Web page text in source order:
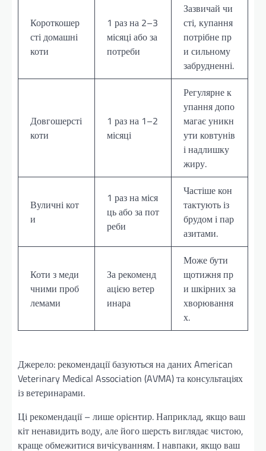
Короткошер
сті домашні
коти
1 раз на 2–3
місяці або за
потреби
Зазвичай чи
сті, купання
потрібне пр
и сильному
забрудненні.
Довгошерсті
коти
1 раз на 1–2
місяці
Регулярне к
упання допо
магає уникн
ути ковтунів
і надлишку
жиру.
Вуличні кот
и
1 раз на міся
ць або за пот
реби
Частіше кон
тактують із
брудом і пар
азитами.
Коти з меди
чними проб
лемами
За рекоменд
ацією ветер
инара
Може бути
щотижня пр
и шкірних за
хворювання
х.
Джерело: рекомендації базуються на даних American
Veterinary Medical Association (AVMA) та консультаціях
із ветеринарами.
Ці рекомендації – лише орієнтир. Наприклад, якщо ваш
кіт ненавидить воду, але його шерсть виглядає чистою,
краще обмежитися вичісуванням. І навпаки, якщо ваш